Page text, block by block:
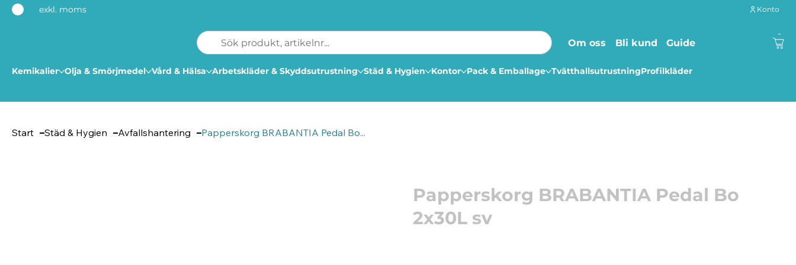
Konto
exkl. moms
Om oss Bli kund Guide
-
Kemikalier Olja & Smörjmedel Vård & Hälsa Arbetskläder & Skyddsutrustning Städ & Hygien Kontor Pack & Emballage TvätthallsutrustningProfilkläder
Start Städ & Hygien Avfallshantering Papperskorg BRABANTIA Pedal Bo...
Papperskorg BRABANTIA Pedal Bo
2x30L sv